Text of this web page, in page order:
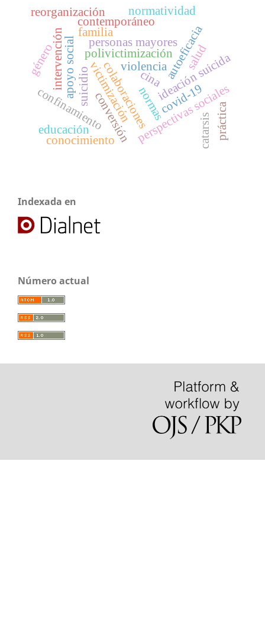
normas
colaboracionesperspectivas sociales
victimización
polivictimización
suicidio covid-19
confinamiento
ideación suicida
autoeficacia
apoyo social
catarsis
conversión
personas mayores
familia
violencia
intervención
práctica
contemporáneo
normatividad
educación
reorganización
salud
género
cina
conocimiento
Indexada en
Número actual